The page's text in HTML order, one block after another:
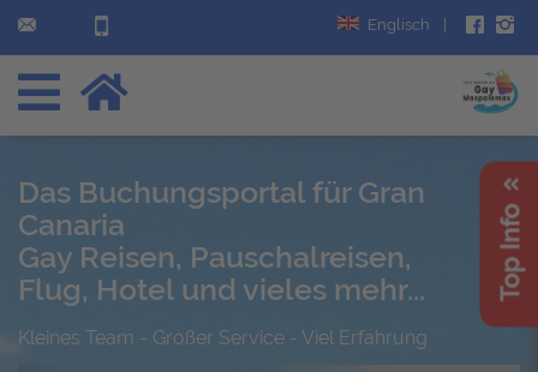
Englisch
Top Info
Das Buchungsportal für Gran
Canaria
Gay Reisen, Pauschalreisen,
Flug, Hotel und vieles mehr...
Kleines Team - Großer Service - Viel Erfahrung